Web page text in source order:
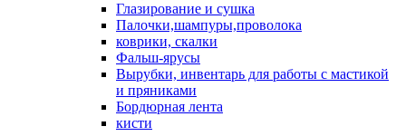
Глазирование и сушка
Палочки,шампуры,проволока
коврики, скалки
Фальш-ярусы
Вырубки, инвентарь для работы с мастикой
и пряниками
Бордюрная лента
кисти